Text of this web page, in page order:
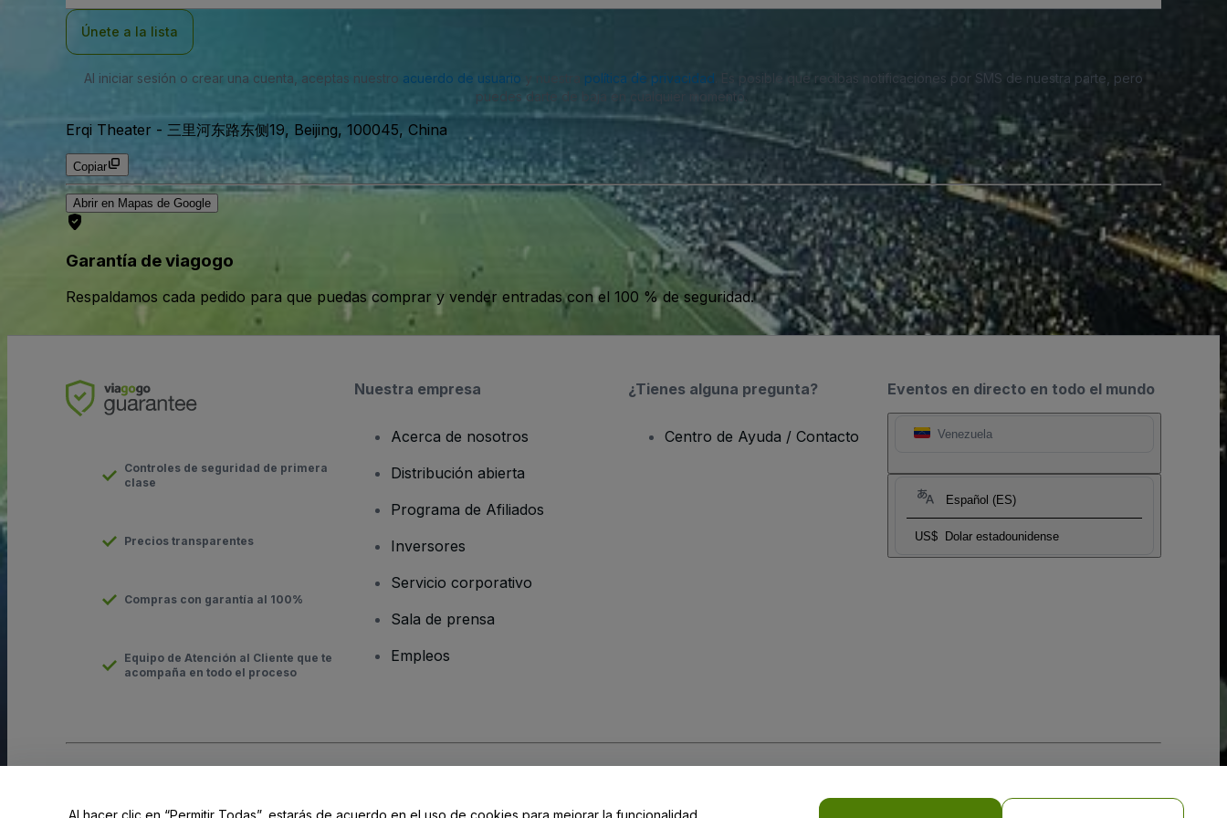
Únete a la lista
Al iniciar sesión o crear una cuenta, aceptas nuestro acuerdo de usuario política de privacidad . Es posible que recibas notificaciones por SMS de nuestra parte, pero
puedes darte de baja en cualquier momento.
Erqi Theater - 三里河东路东侧19, Beijing, 100045, China
Copiar
Abrir en Mapas de Google
Garantía de viagogo
Respaldamos cada pedido para que puedas comprar y vender entradas con el 100 % de seguridad.
Eventos en directo en todo el mundo
Venezuela
Español (ES)
US$ Dolar estadounidense
Controles de seguridad de primera
clase
Precios transparentes
Compras con garantía al 100%
Equipo de Atención al Cliente que te
acompaña en todo el proceso
Nuestra empresa
Acerca de nosotros
Distribución abierta
Programa de Afiliados
Inversores
Servicio corporativo
Sala de prensa
Empleos
¿Tienes alguna pregunta?
Centro de Ayuda / Contacto
y de laPolítica de Privacidad para Móviles
Al hacer clic en “Permitir Todas”, estarás de acuerdo en el uso de cookies para mejorar la funcionalidad